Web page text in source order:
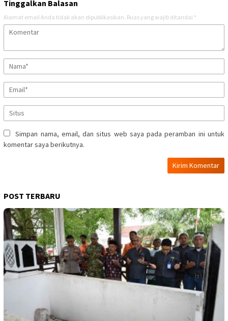
Tinggalkan Balasan
Alamat email Anda tidak akan dipublikasikan. Ruas yang wajib ditandai *
Simpan nama, email, dan situs web saya pada peramban ini untuk
komentar saya berikutnya.
POST TERBARU